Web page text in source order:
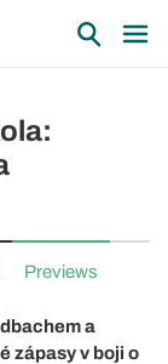
Previews
a
zápasy v boji o